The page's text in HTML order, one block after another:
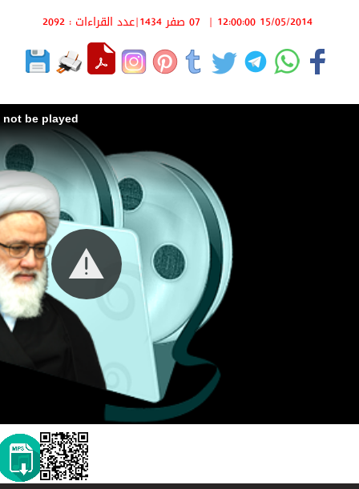
15/05/2014 12:00:00
| 07 صفر 1434 |عدد القراءات : 2092
be played